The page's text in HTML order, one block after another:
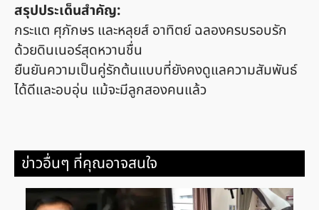
สรุปประเด็นสำคัญ:
กระแต ศุภักษร และหลุยส์ อาทิตย์ ฉลองครบรอบรัก
ด้วยดินเนอร์สุดหวานชื่น
ยืนยันความเป็นคู่รักต้นแบบที่ยังคงดูแลความสัมพันธ์
ได้ดีและอบอุ่น แม้จะมีลูกสองคนแล้ว
ข่าวอื่นๆ ที่คุณอาจสนใจ